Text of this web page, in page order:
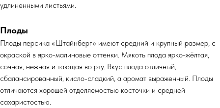
удлиненными листьями.
Плоды
Плоды персика «Штайнберг» имеют средний и крупный размер, с
окраской в ярко-малиновые оттенки. Мякоть плода ярко-жёлтая,
сочная, нежная и тающая во рту. Вкус плода отличный,
сбалансированный, кисло-сладкий, а аромат выраженный. Плоды
отличаются хорошей отделяемостью косточки и средней
сахаристостью.